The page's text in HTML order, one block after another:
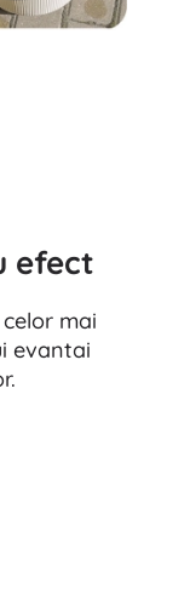
efect
mai
evantai